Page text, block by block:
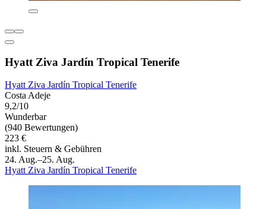
Hyatt Ziva Jardín Tropical Tenerife
Hyatt Ziva Jardín Tropical Tenerife
Costa Adeje
9,2/10
Wunderbar
(940 Bewertungen)
223 €
inkl. Steuern & Gebühren
24. Aug.–25. Aug.
Hyatt Ziva Jardín Tropical Tenerife